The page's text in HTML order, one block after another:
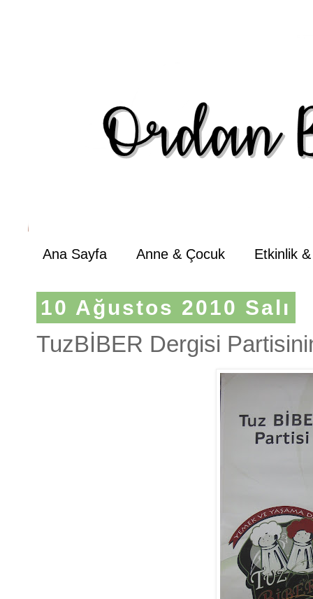
Ana Sayfa Anne & Çocuk Etkinlik
10 Ağustos 2010 Salı
TuzBİBER Dergisi